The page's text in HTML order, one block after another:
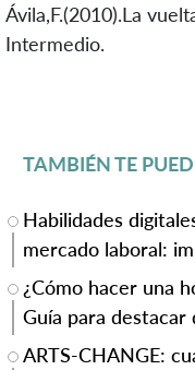
Ávila,F.(2010).La
Intermedio.
TAMBIÉN TE
Habilidades
mercado laboral:
¿Cómo hacer una
Guía para
ARTS-CHANGE: